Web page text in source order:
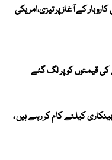
کے آغاز پر تیزی،امریکی
کی قیمتوں کو پر لگ گئے
کیلئے کام کر رہے ہیں ،